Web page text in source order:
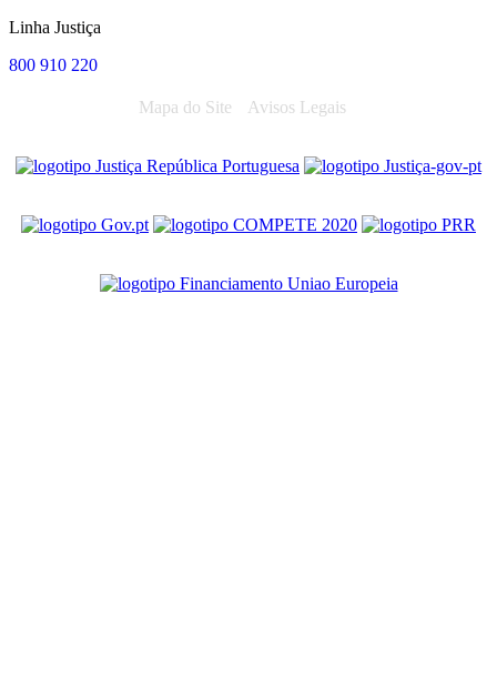
Linha Justiça
800 910 220
Mapa do Site Avisos Legais